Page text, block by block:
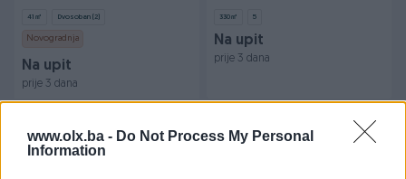
www.olx.ba - Do Not Process My Personal
Information
41 ㎡ Dvosoban (2)
Novogradnja
Na upit
prije 3 dana
330㎡ 5
Na upit
prije 3 dana